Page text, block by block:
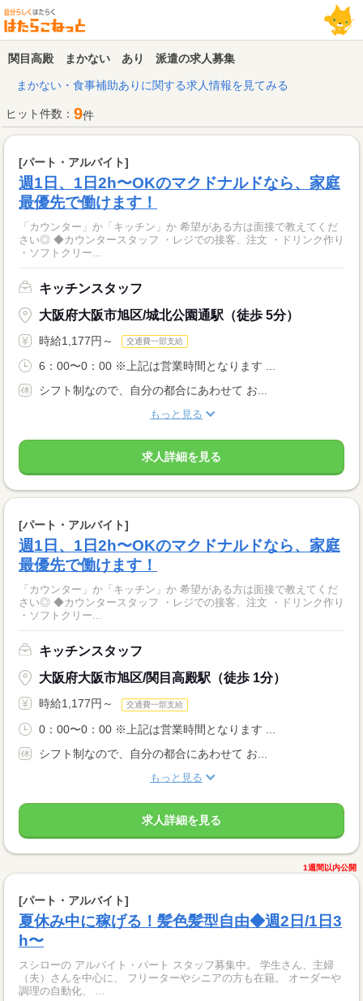
関目高殿 まかない あり 派遣の求人募集
まかない・食事補助ありに関する求人情報を見てみる
ヒット件数： 9件
[パート・アルバイト]
週1日、1日2h〜OKのマクドナルドなら、家庭
最優先で働けます！
「カウンター」か「キッチン」か 希望がある方は面接で教えてくだ
さい◎ ◆カウンタースタッフ ・レジでの接客、注文 ・ドリンク作り
・ソフトクリー...
キッチンスタッフ
大阪府大阪市旭区/城北公園通駅（徒歩 5分）
時給1,177円～ 交通費一部支給
6：00〜0：00 ※上記は営業時間となります ...
シフト制なので、自分の都合にあわせて お...
もっと見る
求人詳細を見る
[パート・アルバイト]
週1日、1日2h〜OKのマクドナルドなら、家庭
最優先で働けます！
「カウンター」か「キッチン」か 希望がある方は面接で教えてくだ
さい◎ ◆カウンタースタッフ ・レジでの接客、注文 ・ドリンク作り
・ソフトクリー...
キッチンスタッフ
大阪府大阪市旭区/関目高殿駅（徒歩 1分）
時給1,177円～ 交通費一部支給
0：00〜0：00 ※上記は営業時間となります ...
シフト制なので、自分の都合にあわせて お...
もっと見る
求人詳細を見る
1週間以内公開
[パート・アルバイト]
夏休み中に稼げる！髪色髪型自由◆週2日/1日3
h〜
スシローの アルバイト・パート スタッフ募集中。 学生さん、主婦
（夫）さんを中心に、 フリーターやシニアの方も在籍。 オーダーや
調理の自動化、 ...